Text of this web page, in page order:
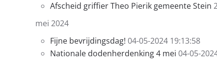
Afscheid griffier Theo Pierik gemeente Stein
mei 2024
Fijne bevrijdingsdag! 04-05-2024 19:13:58
Nationale dodenherdenking 4 mei 04-05-